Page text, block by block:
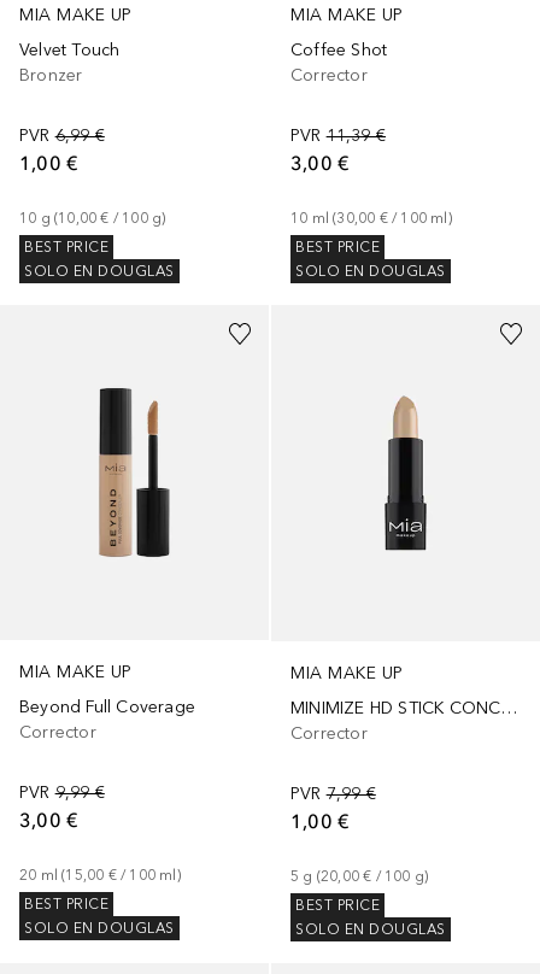
MIA MAKE UP
Velvet Touch
Bronzer
PVR 6,99 €
1,00 €
10 g (10,00 € / 100 g)
BEST PRICE
SOLO EN DOUGLAS
MIA MAKE UP
Coffee Shot
Corrector
PVR 11,39 €
3,00 €
10 ml (30,00 € / 100 ml)
BEST PRICE
SOLO EN DOUGLAS
MIA MAKE UP
Beyond Full Coverage
Corrector
PVR 9,99 €
3,00 €
20 ml (15,00 € / 100 ml )
BEST PRICE
SOLO EN DOUGLAS
+2
MIA MAKE UP
MINIMIZE HD STICK CONCELEAR
Corrector
PVR 7,99 €
1,00 €
5 g (20,00 € / 100 g)
BEST PRICE
SOLO EN DOUGLAS